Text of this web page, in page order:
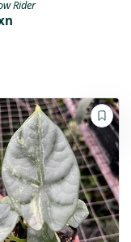
Rider